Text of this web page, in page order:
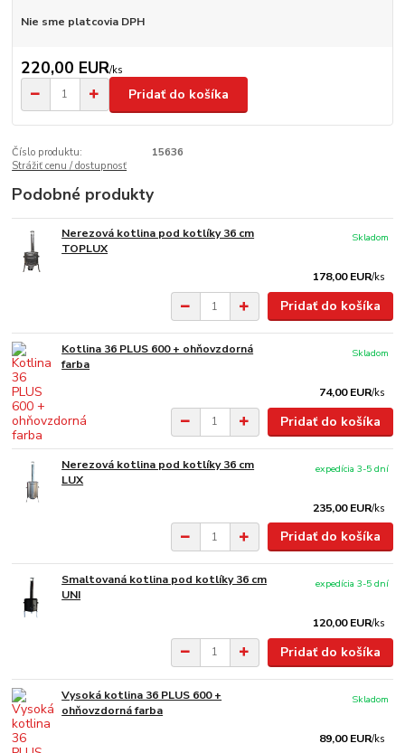
Nie sme platcovia DPH
220,00 EUR/ks
Pridať do košíka
Číslo produktu:
15636
Strážiť cenu / dostupnosť
Podobné produkty
Nerezová kotlina pod kotlíky 36 cm
TOPLUX
178,00 EUR/ks
Skladom
Pridať do košíka
Kotlina 36 PLUS 600 + ohňovzdorná
farba
74,00 EUR/ks
Skladom
Pridať do košíka
Nerezová kotlina pod kotlíky 36 cm
LUX
235,00 EUR/ks
expedícia 3-5 dní
Pridať do košíka
Smaltovaná kotlina pod kotlíky 36 cm
UNI
120,00 EUR/ks
expedícia 3-5 dní
Pridať do košíka
Vysoká kotlina 36 PLUS 600 +
ohňovzdorná farba
89,00 EUR/ks
Skladom